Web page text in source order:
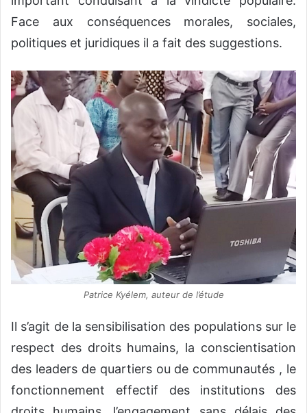
Face aux conséquences morales, sociales,
politiques et juridiques il a fait des suggestions.
Patrice Kyélem, auteur de l’étude
Il s’agit de la sensibilisation des populations sur le
respect des droits humains, la conscientisation
des leaders de quartiers ou de communautés , le
fonctionnement effectif des institutions des